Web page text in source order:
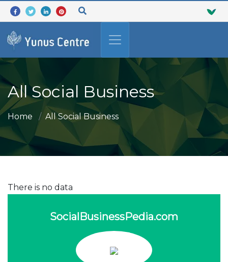
All Social Business
Home All Social Business
There is no data
SocialBusinessPedia.com